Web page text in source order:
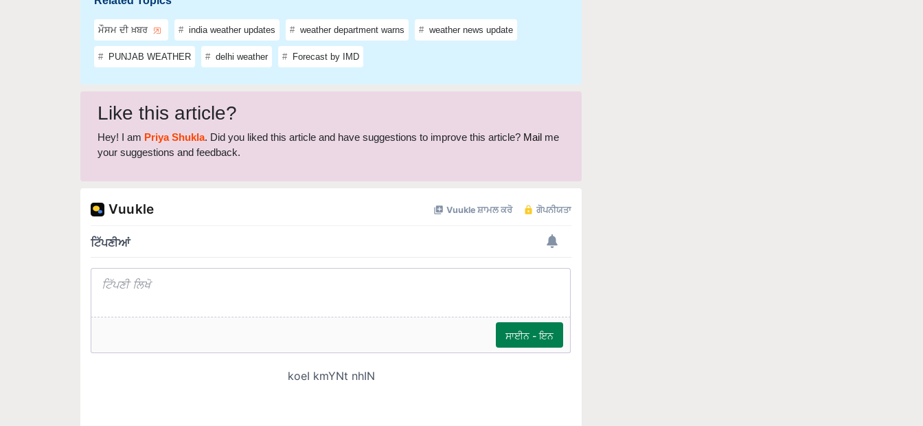
ਮੌਸਮ ਦੀ ਖ਼ਬਰ
PUNJAB WEATHER delhi weather Forecast by IMD
Like this article?
Hey! I am Priya Shukla. Did you liked this article and have suggestions to improve this article?